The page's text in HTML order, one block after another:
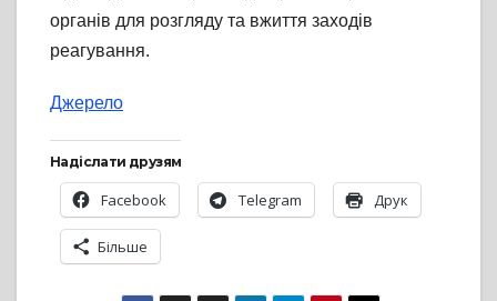
органів для розгляду та вжиття заходів
реагування.
Джерело
Надіслати друзям
Facebook Telegram Друк
Більше